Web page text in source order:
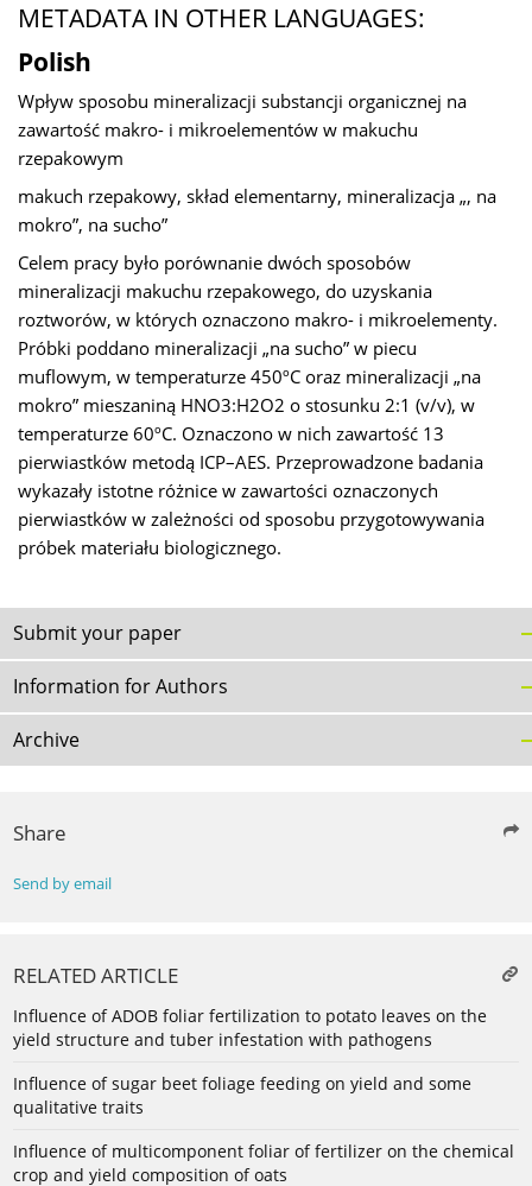
METADATA IN OTHER LANGUAGES:
Polish
Wpływ sposobu mineralizacji substancji organicznej na
zawartość makro- i mikroelementów w makuchu
rzepakowym
makuch rzepakowy, skład elementarny, mineralizacja „, na
mokro”, na sucho”
Celem pracy było porównanie dwóch sposobów
mineralizacji makuchu rzepakowego, do uzyskania
roztworów, w których oznaczono makro- i mikroelementy.
Próbki poddano mineralizacji „na sucho” w piecu
muflowym, w temperaturze 450ºC oraz mineralizacji „na
mokro” mieszaniną HNO3:H2O2 o stosunku 2:1 (v/v), w
temperaturze 60ºC. Oznaczono w nich zawartość 13
pierwiastków metodą ICP–AES. Przeprowadzone badania
wykazały istotne różnice w zawartości oznaczonych
pierwiastków w zależności od sposobu przygotowywania
próbek materiału biologicznego.
Submit your paper
Information for Authors
Archive
Share
Send by email
RELATED ARTICLE
Influence of ADOB foliar fertilization to potato leaves on the
yield structure and tuber infestation with pathogens
Influence of sugar beet foliage feeding on yield and some
qualitative traits
Influence of multicomponent foliar of fertilizer on the chemical
crop and yield composition of oats